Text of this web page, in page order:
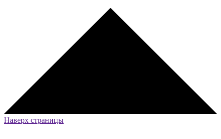
Наверх страницы